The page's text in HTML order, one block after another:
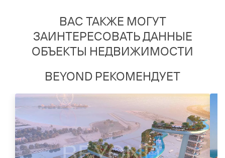
ВАС ТАКЖЕ МОГУТ
ЗАИНТЕРЕСОВАТЬ ДАННЫЕ
ОБЪЕКТЫ НЕДВИЖИМОСТИ
BEYOND РЕКОМЕНДУЕТ